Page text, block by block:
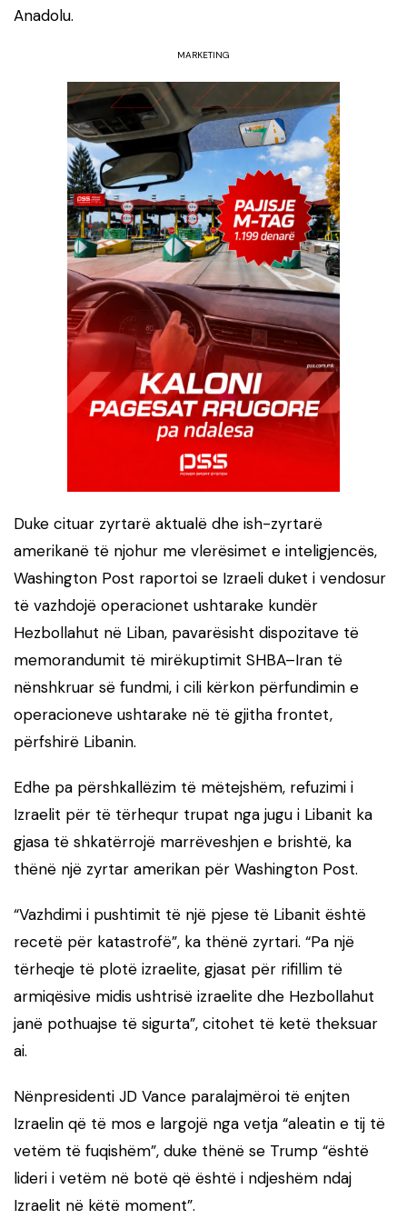
Anadolu.
MARKETING
Duke cituar zyrtarë aktualë dhe ish-zyrtarë
amerikanë të njohur me vlerësimet e inteligjencës,
Washington Post raportoi se Izraeli duket i vendosur
të vazhdojë operacionet ushtarake kundër
Hezbollahut në Liban, pavarësisht dispozitave të
memorandumit të mirëkuptimit SHBA–Iran të
nënshkruar së fundmi, i cili kërkon përfundimin e
operacioneve ushtarake në të gjitha frontet,
përfshirë Libanin.
Edhe pa përshkallëzim të mëtejshëm, refuzimi i
Izraelit për të tërhequr trupat nga jugu i Libanit ka
gjasa të shkatërrojë marrëveshjen e brishtë, ka
thënë një zyrtar amerikan për Washington Post.
“Vazhdimi i pushtimit të një pjese të Libanit është
recetë për katastrofë”, ka thënë zyrtari. “Pa një
tërheqje të plotë izraelite, gjasat për rifillim të
armiqësive midis ushtrisë izraelite dhe Hezbollahut
janë pothuajse të sigurta”, citohet të ketë theksuar
ai.
Nënpresidenti JD Vance paralajmëroi të enjten
Izraelin që të mos e largojë nga vetja “aleatin e tij të
vetëm të fuqishëm”, duke thënë se Trump “është
lideri i vetëm në botë që është i ndjeshëm ndaj
Izraelit në këtë moment”.